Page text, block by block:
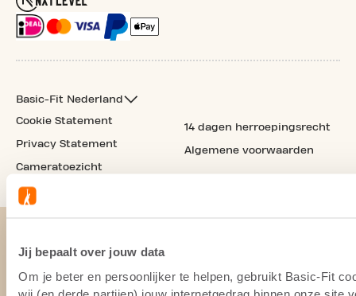
Jij bepaalt over jouw data
Om je beter en persoonlijker te helpen, gebruikt Basic-Fit
wij (en derde partijen) jouw internetgedrag binnen onze site
Basic-Fit Nederland
Cookie Statement
Privacy Statement
Cameratoezicht
14 dagen herroepingsrecht
Algemene voorwaarden